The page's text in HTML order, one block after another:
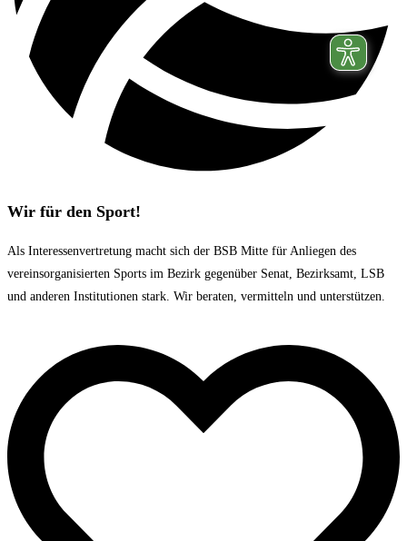
Wir für den Sport!
Als Interessenvertretung macht sich der BSB Mitte für Anliegen des
vereinsorganisierten Sports im Bezirk gegenüber Senat, Bezirksamt, LSB
und anderen Institutionen stark. Wir beraten, vermitteln und unterstützen.